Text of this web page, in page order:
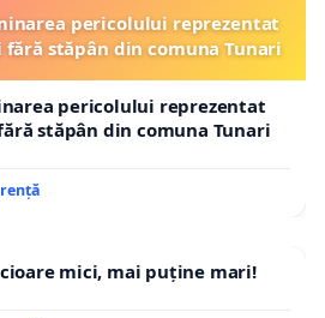
pericolului reprezentat
stăpân din comuna Tunari
pericolului reprezentat
stăpân din comuna Tunari
mici, mai puține mari!